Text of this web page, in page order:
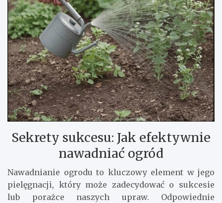
Sekrety sukcesu: Jak efektywnie
nawadniać ogród
Nawadnianie ogrodu to kluczowy element w jego
pielęgnacji, który może zadecydować o sukcesie
lub porażce naszych upraw. Odpowiednie